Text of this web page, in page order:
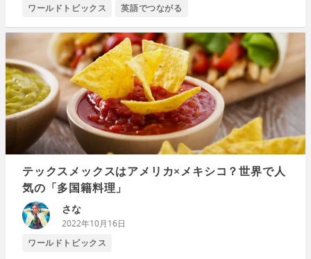
ワールドトピックス
英語でつながる
テックスメックスはアメリカ×メキシコ？世界で人
気の「多国籍料理」
さな
2022年10月16日
ワールドトピックス